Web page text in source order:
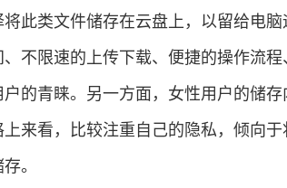
此类文件储存在云盘上，以留给电
不限速的上传下载、便捷的操作流
的青睐。另一方面，女性用户的储
来看，比较注重自己的隐私，倾向
。